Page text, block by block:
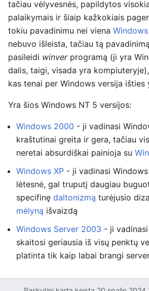
tačiau vėlyvesnės, papildytos
palaikymais ir šiaip kažkokiais
tokiu pavadinimu nei viena Windows
nebuvo išleista, tačiau tą
pasileidi winverprogramą (ji yra
dalis, taigi, visada yra
kas tenai per Windows versija išties
Yra šios Windows NT 5 versijos:
Windows 2000 - ji vadinasi
kraštutinai greita ir gera, tačiau
neretai absurdiškai painioja su
Windows XP - ji vadinasi
lėtesnė, gal truputį daugiau
specifinę daltonizmą turėjusio
mėlyną išvaizdą
Windows Server 2003 - ji
skaitosi geriausia iš visų penktų
platinta tik kaip labai brangi